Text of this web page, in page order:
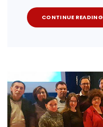
CONTINUE READING